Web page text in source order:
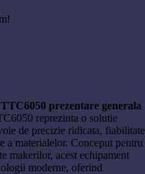
prezentare generala
reprezinta o solutie
de precizie ridicata, fiabilitate
a materialelor. Conceput pentru
makerilor, acest echipament
moderne, oferind